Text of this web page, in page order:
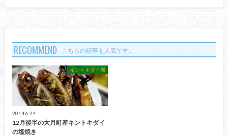
RECOMMEND こちらの記事も人気です。
キントキダイ属
2014.6.24
12月後半の大月町産キントキダイ
の塩焼き